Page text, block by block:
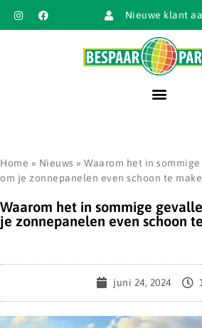
Nieuwe klant
Home » Nieuws » Waarom het in
om je zonnepanelen even schoon te
Waarom het in sommige
je zonnepanelen even schoon
juni 24, 2024